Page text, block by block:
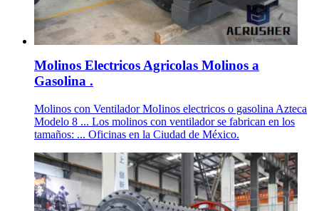
Molinos Electricos Agricolas Molinos a
Gasolina .
Molinos con Ventilador MoIinos electricos o gasolina Azteca
Modelo 8 ... Los molinos con ventilador se fabrican en los
tamaños: ... Oficinas en la Ciudad de México.